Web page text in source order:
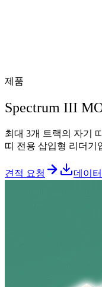
제품
Spectrum III
최대 3개 트랙의 자기
띠 전용 삽입형 리더기
견적 요청 데이